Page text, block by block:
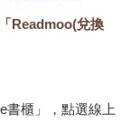
Readmoo(兌換
櫃」，點選線上